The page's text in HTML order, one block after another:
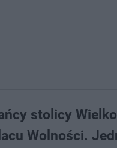
stolicy
Wolności.